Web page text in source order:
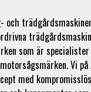
och
som är
Vi
med